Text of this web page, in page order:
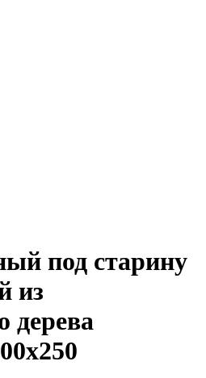
под старину
из
дерева